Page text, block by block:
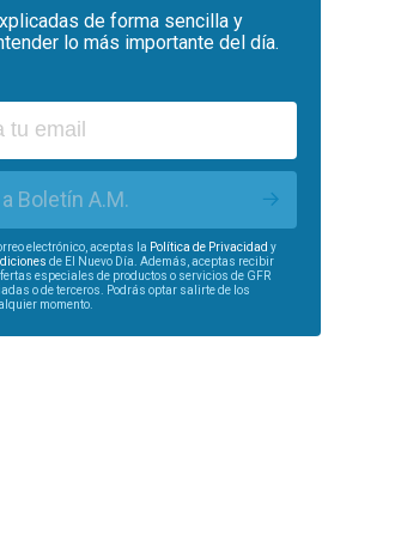
de forma sencilla y
lo más importante del día.
Boletín A.M.
electrónico, aceptas la Política de Privacidad y
de El Nuevo Día. Además, aceptas recibir
especiales de productos o servicios de GFR
o de terceros. Podrás optar salirte de los
momento.